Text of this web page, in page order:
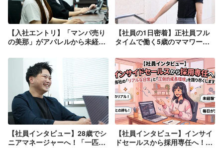
【入社エントリ】「マンパ売り
の美那」がアパレルから未経験
Loopでの新たな挑戦
【社員の1日密着】正社員フル
タイムで働く5歳のママワーカ
してみた
【社員インタビュー】28歳でシ
ニアマネージャーへ！「一匹
【社員インタビュー】インサイ
ドセールスから採用専任へ！当